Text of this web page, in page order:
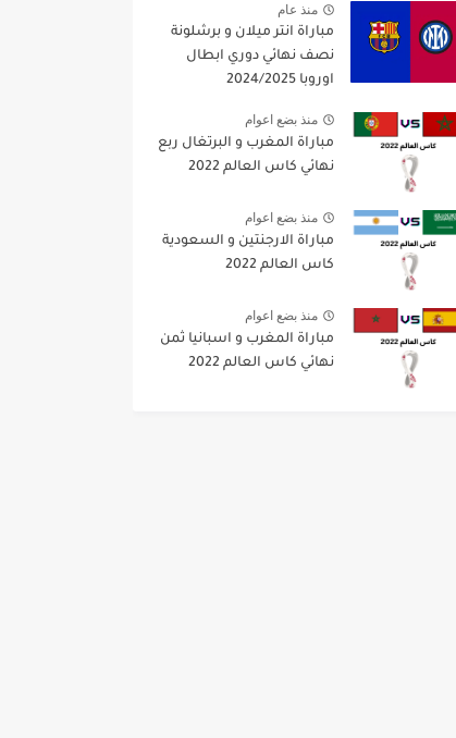
منذ عام
مباراة انتر ميلان و برشلونة
نصف نهائي دوري ابطال
اوروبا 2024/2025
منذ بضع اعوام
مباراة المغرب و البرتغال ربع
نهائي كاس العالم 2022
منذ بضع اعوام
مباراة الارجنتين و السعودية
كاس العالم 2022
منذ بضع اعوام
مباراة المغرب و اسبانيا ثمن
نهائي كاس العالم 2022